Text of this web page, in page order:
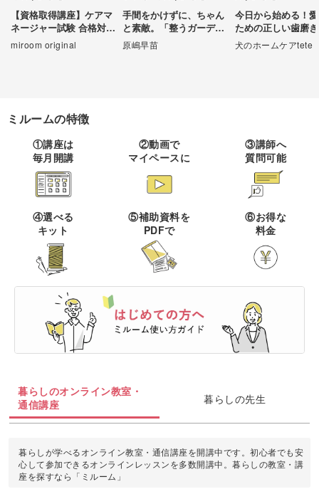
伝統刺繍
その他刺繍
刺し子
クロスステッチ
オートクチュール刺繍
リボン刺繍
ビーズ刺繍
フランス刺繍
ソウタシエ
棒針編み
かぎ針編み
マクラメ
クラフトバンド
あみぐるみ
すべて
和裁
洋裁
すべて
アクリル絵の具
アルコールインクアート
コピック
パステルアート
水彩画
デジタルイラスト
日本画
ミニチュア・クレイ
クラフト
ミニチュアフード
ミニチュア雑貨
ドール
ドールハウス
すべて
ネイル検定
スカルプネイル
ネイルケア
ジェルネイル
すべて
プラバンアクセサリー
クレイ
レジンアクセサリー
ワイヤーアクセサリー
ビーズアクセサリー
キャンドル
すべて
キャンドルホルダー
マーブルキャンドル
スイーツキャンドル
ソイキャンドル
ジェルキャンドル
韓国キャンドル
アロマキャンドル
すべて
カリグラフィー
レタリング
絵付け・ペインティ
ング
すべて
ポーセラーツ
上絵付け
書道・ペン字
すべて
ペン字
すべて
ペーパーアート
切り絵
折り紙
すべて
石鹸作り
羊毛フェルト
つまみ細工
レザークラフト
ライフスタイル
整理収納・片付け
占い
フラワーアレンジメント
フィットネス
ピラティス
クッキング
パン
洋菓子
ブランディング
EC・集客
カメラ・写真
すべて
カメラその他
カメラ基礎
【資格取得講座】ケアマ
ネージャー試験 合格対策
講座
miroom original
手間をかけずに、ちゃん
と素敵。「整うガーデニ
ング」講座
原嶋早苗
今日から始める！
ための正しい歯磨
犬のホームケア
ミルームの特徴
①講座は
毎月開講
②動画で
マイペースに
③講師へ
質問可能
④選べる
キット
⑤補助資料を
PDFで
⑥お得な
料金
暮らしのオンライン教室・
通信講座
暮らしの先生
暮らしが学べるオンライン教室・通信講座を開講中です。初心者でも安
心して参加できるオンラインレッスンを多数開講中。暮らしの教室・講
座を探すなら「ミルーム」